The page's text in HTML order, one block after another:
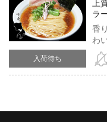
入荷待ち
上
ラ
が
香
わ
心